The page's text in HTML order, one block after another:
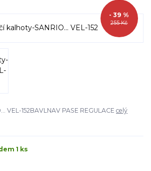
255 Kč
- 39 %
VEL-152BAVLNAV PASE REGULACE celý
1 ks